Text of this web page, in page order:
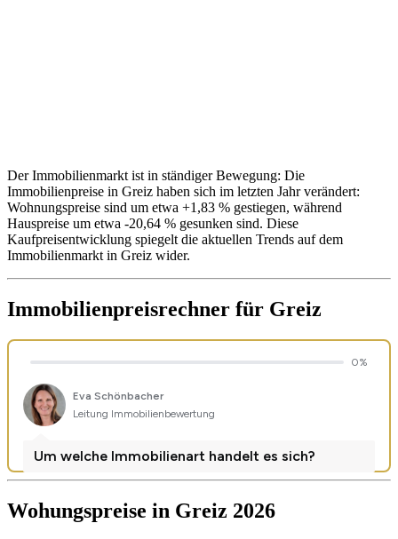
Der Immobilienmarkt ist in ständiger Bewegung: Die
Immobilienpreise in Greiz haben sich im letzten Jahr verändert:
Wohnungspreise sind um etwa +1,83 % gestiegen, während
Hauspreise um etwa -20,64 % gesunken sind. Diese
Kaufpreisentwicklung spiegelt die aktuellen Trends auf dem
Immobilienmarkt in Greiz wider.
Immobilienpreisrechner für Greiz
Wohungspreise in Greiz 2026